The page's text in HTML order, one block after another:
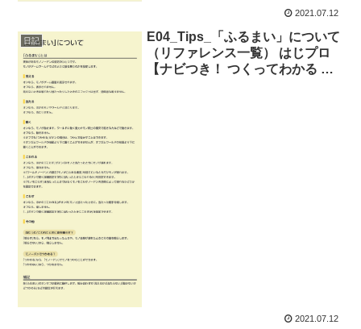
2021.07.12
日記
E04_Tips_「ふるまい」について
（リファレンス一覧） はじプロ
【ナビつき！ つくってわかる は
2021.07.12